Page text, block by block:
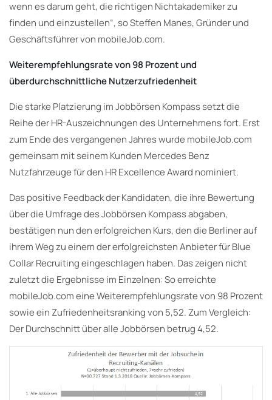
wenn es darum geht, die richtigen Nichtakademiker zu
finden und einzustellen“, so Steffen Manes, Gründer und
Geschäftsführer von mobileJob.com.
Weiterempfehlungsrate von 98 Prozent und
überdurchschnittliche Nutzerzufriedenheit
Die starke Platzierung im Jobbörsen Kompass setzt die
Reihe der HR-Auszeichnungen des Unternehmens fort. Erst
zum Ende des vergangenen Jahres wurde mobileJob.com
gemeinsam mit seinem Kunden Mercedes Benz
Nutzfahrzeuge für den HR Excellence Award nominiert.
Das positive Feedback der Kandidaten, die ihre Bewertung
über die Umfrage des Jobbörsen Kompass abgaben,
bestätigen nun den erfolgreichen Kurs, den die Berliner auf
ihrem Weg zu einem der erfolgreichsten Anbieter für Blue
Collar Recruiting eingeschlagen haben. Das zeigen nicht
zuletzt die Ergebnisse im Einzelnen: So erreichte
mobileJob.com eine Weiterempfehlungsrate von 98 Prozent
sowie ein Zufriedenheitsranking von 5,52. Zum Vergleich:
Der Durchschnitt über alle Jobbörsen betrug 4,52.